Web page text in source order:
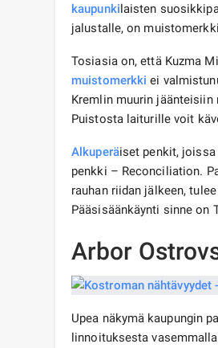
kaupunkilaisten
jalustalle, on
Tosiasia on, että Kuzma
muistomerkki ei
Kremlin muurin
Puistosta laiturille voit
Alkuperäiset penkit, joissa
penkki – Reconciliation.
rauhan riidan jälkeen,
Pääsisäänkäynti sinne on
Arbor
Upea näkymä kaupungin
linnoituksesta